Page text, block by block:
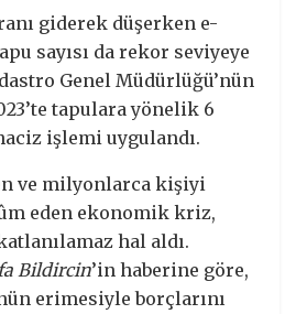
giderek düşerken e-
sayısı da rekor seviyeye
Genel Müdürlüğü’nün
tapulara yönelik 6
işlemi uygulandı.
ve milyonlarca kişiyi
eden ekonomik kriz,
hal aldı.
Bildircin’in haberine göre,
erimesiyle borçlarını